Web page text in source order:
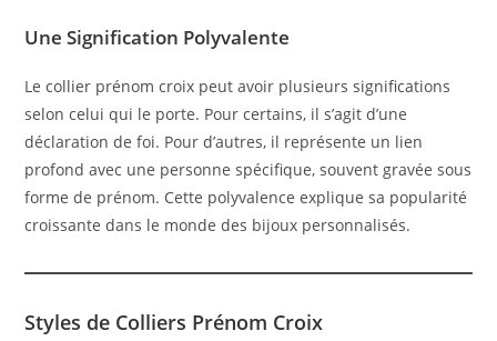
Une Signification Polyvalente
Le collier prénom croix peut avoir plusieurs significations
selon celui qui le porte. Pour certains, il s’agit d’une
déclaration de foi. Pour d’autres, il représente un lien
profond avec une personne spécifique, souvent gravée sous
forme de prénom. Cette polyvalence explique sa popularité
croissante dans le monde des bijoux personnalisés.
Styles de Colliers Prénom Croix